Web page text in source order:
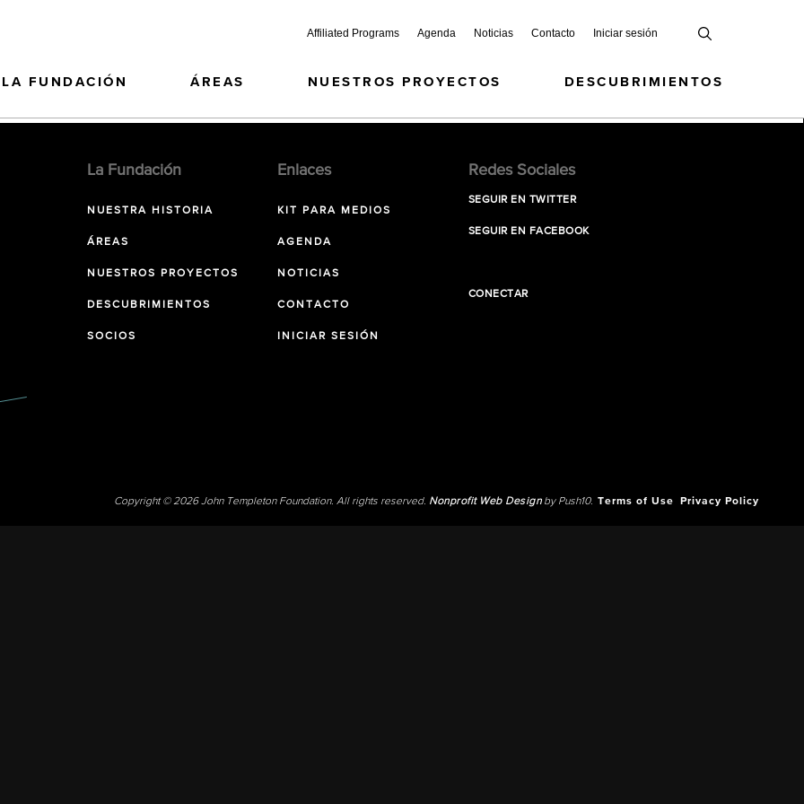
Affiliated Programs Agenda Noticias Contacto Iniciar sesión
LA FUNDACIÓN ÁREAS NUESTROS PROYECTOS DESCUBRIMIENTOS
La Fundación
NUESTRA HISTORIA
ÁREAS
NUESTROS PROYECTOS
DESCUBRIMIENTOS
SOCIOS
Enlaces
KIT PARA MEDIOS
AGENDA
NOTICIAS
CONTACTO
INICIAR SESIÓN
Redes Sociales
SEGUIR EN TWITTER
SEGUIR EN FACEBOOK
CONECTAR
Copyright © 2026 John Templeton Foundation. All rights reserved. Nonprofit Web Designby Push10. Terms of Use Privacy Policy